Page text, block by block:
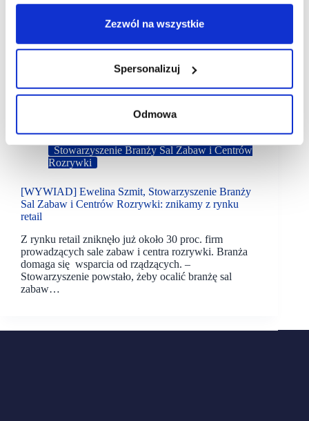
Zezwól na wszystkie
Spersonalizuj
Odmowa
10/03/2021
Stowarzyszenie Branży Sal Zabaw i Centrów
Rozrywki
[WYWIAD] Ewelina Szmit, Stowarzyszenie Branży
Sal Zabaw i Centrów Rozrywki: znikamy z rynku
retail
Z rynku retail zniknęło już około 30 proc. firm
prowadzących sale zabaw i centra rozrywki. Branża
domaga się wsparcia od rządzących. –
Stowarzyszenie powstało, żeby ocalić branżę sal
zabaw…